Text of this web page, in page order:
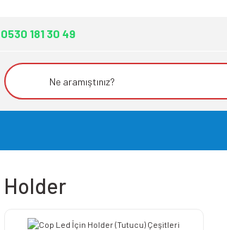
0530 181 30 49
Holder